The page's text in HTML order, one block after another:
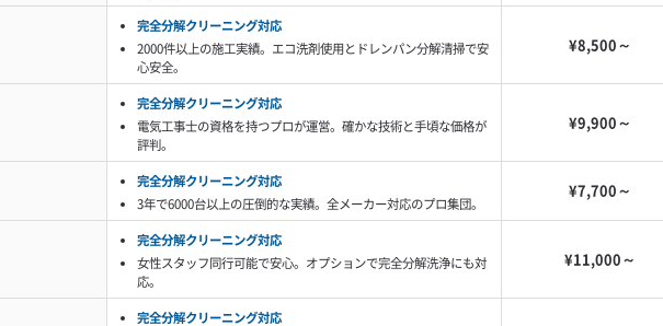
エリアでの業者選びの注意点
エアコンと、古い戸建ての劣化したエアコンが混在するため、どちらにも
った業者選びが重要です。
完全分解クリーニング対応
2000件以上の施工実績。エコ洗剤使用とドレンパン分解清掃で安
心安全。
¥8,500～
完全分解クリーニング対応
電気工事士の資格を持つプロが運営。確かな技術と手頃な価格が
評判。
¥9,900～
完全分解クリーニング対応
3年で6000台以上の圧倒的な実績。全メーカー対応のプロ集団。
¥7,700～
完全分解クリーニング対応
女性スタッフ同行可能で安心。オプションで完全分解洗浄にも対
応。
¥11,000～
完全分解クリーニング対応